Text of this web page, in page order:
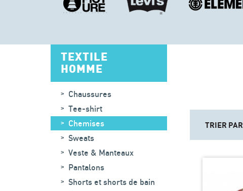
TEXTILE
HOMME
Chaussures
Tee-shirt
Chemises
Sweats
Veste & Manteaux
Pantalons
Shorts et shorts de bain
TRIER PAR